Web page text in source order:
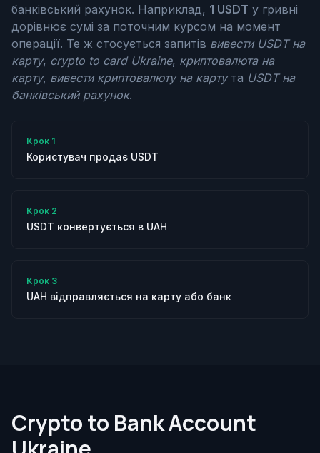
банківський рахунок. Наприклад, 1 USDT у гривні
дорівнює сумі за поточним курсом на момент
операції. Те ж стосується запитів вивести USDT на
карту, crypto to card Ukraine, криптовалюта на
карту, вивести криптовалюту на картута USDT на
банківський рахунок.
Крок 1
Користувач продає USDT
Крок 2
USDT конвертується в UAH
Крок 3
UAH відправляється на карту або банк
Crypto to Bank Account